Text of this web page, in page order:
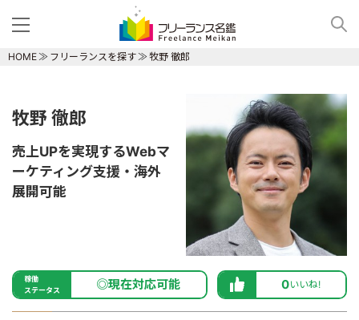
HOME フリーランスを探す 牧野 徹郎
牧野 徹郎
売上UPを実現するWebマ
ーケティング支援・海外
展開可能
稼働
ステータス
◎現在対応可能 0いいね!